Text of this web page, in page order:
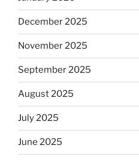
December 2025
November 2025
September 2025
August 2025
July 2025
June 2025